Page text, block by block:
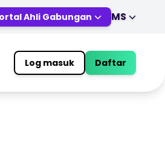
Ahli Gabungan MS
EN
DE
MS
ZH
JA
AR
Log masuk Daftar